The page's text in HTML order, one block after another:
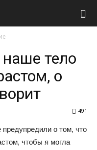
наше тело
о
491
о том, что
чтобы я могла